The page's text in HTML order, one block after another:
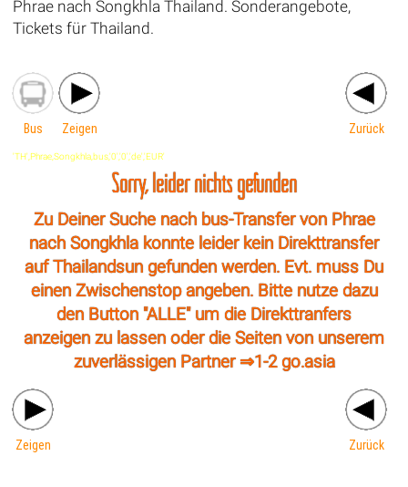
Phrae nach Songkhla Thailand. Sonderangebote,
Tickets für Thailand.
Bus Zeigen Zurück
'TH',Phrae,Songkhla,bus,'0','0','de','EUR'
Sorry, leider nichts gefunden
Zu Deiner Suche nach bus-Transfer von Phrae
nach Songkhla konnte leider kein Direkttransfer
auf Thailandsun gefunden werden. Evt. muss Du
einen Zwischenstop angeben. Bitte nutze dazu
den Button "ALLE" um die Direkttranfers
anzeigen zu lassen oder die Seiten von unserem
zuverlässigen Partner ⇒1-2 go.asia
Zeigen Zurück